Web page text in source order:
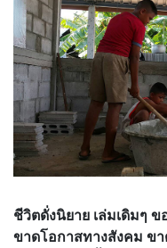
ชีวิตดั่งนิยาย เล่มเดิมๆ
ขาดโอกาสทางสังคม ข